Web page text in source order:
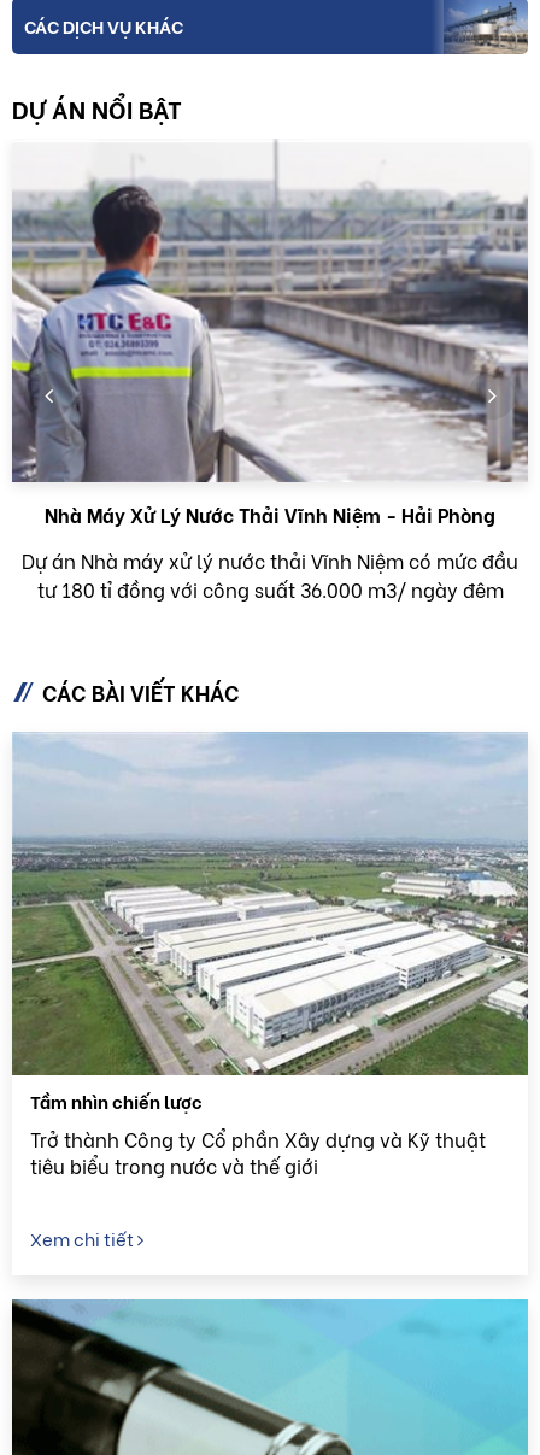
CÁC DỊCH VỤ KHÁC
DỰ ÁN NỔI BẬT
Nhà Máy Xử Lý Nước Thải Vĩnh Niệm - Hải Phòng
Dự án Nhà máy xử lý nước thải Vĩnh Niệm có mức đầu
tư 180 tỉ đồng với công suất 36.000 m3/ ngày đêm
CÁC BÀI VIẾT KHÁC
Tầm nhìn chiến lược
Trở thành Công ty Cổ phần Xây dựng và Kỹ thuật
tiêu biểu trong nước và thế giới
Xem chi tiết